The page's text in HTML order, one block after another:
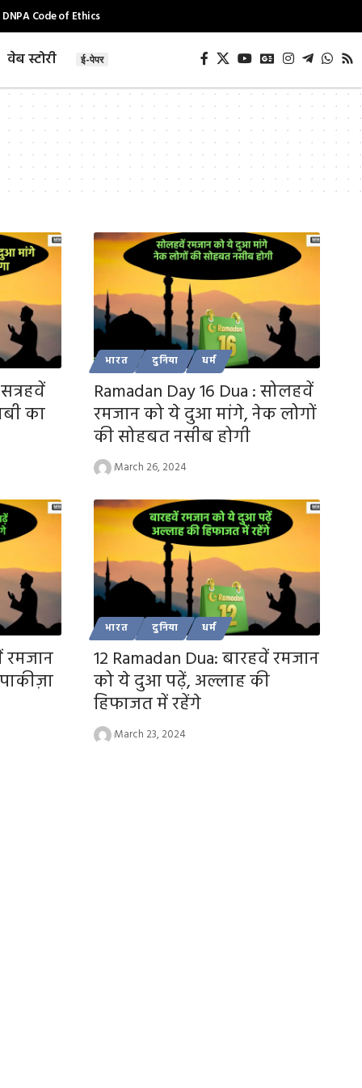
DNPA Code of Ethics
वेब स्टोरी ई-पेपर
का
भारत दुनिया धर्म
Ramadan Day 16 Dua : सोलहवें
रमजान को ये दुआ मांगे, नेक लोगों
की सोहबत नसीब होगी
March 26, 2024
रमजान
भारत दुनिया धर्म
12 Ramadan Dua: बारहवें रमजान
को ये दुआ पढ़ें, अल्लाह की
हिफाजत में रहेंगे
March 23, 2024